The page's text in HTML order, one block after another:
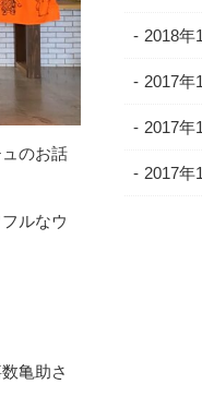
のお話
ルなウ
亀助さ
2018年
2017年
2017年
2017年